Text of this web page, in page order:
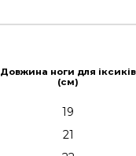
Довжина ноги для іксиків
(см)
19
21